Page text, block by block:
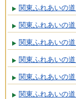
関東ふれあいの
関東ふれあいの
関東ふれあいの
関東ふれあいの
関東ふれあいの
関東ふれあいの